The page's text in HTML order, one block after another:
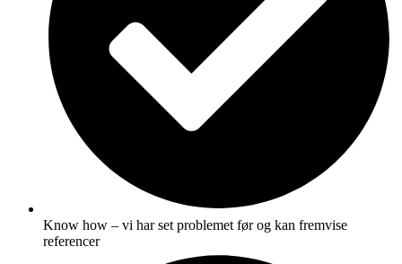
Know how – vi har set problemet før og kan fremvise
referencer